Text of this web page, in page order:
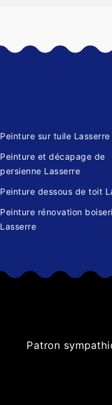
Peinture sur tuile Lasserre
Peinture et décapage de
persienne Lasserre
Peinture dessous de toit
Peinture rénovation
Lasserre
Patron